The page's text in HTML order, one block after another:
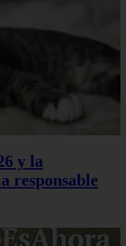
y la
responsable